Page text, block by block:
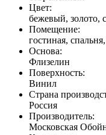
Цвет:
бежевый, золото,
Помещение:
гостиная,
Основа:
Флизелин
Поверхность:
Винил
Страна
Россия
Производитель:
Московская